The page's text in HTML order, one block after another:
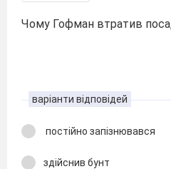
Чому Гофман втратив
варіанти відповідей
постійно запізнювався
здійснив бунт